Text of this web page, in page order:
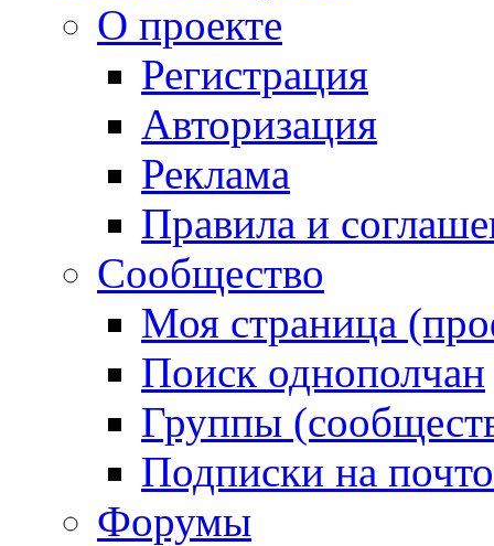
О проекте
Регистрация
Авторизация
Реклама
Правила и
Сообщество
Моя страница
Поиск однополчан
Группы
Подписки на
Форумы